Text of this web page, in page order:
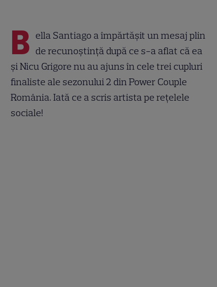
B ella Santiago a împărtășit un mesaj plin
de recunoștință după ce s-a aflat că ea
și Nicu Grigore nu au ajuns în cele trei cupluri
finaliste ale sezonului 2 din Power Couple
România. Iată ce a scris artista pe rețelele
sociale!